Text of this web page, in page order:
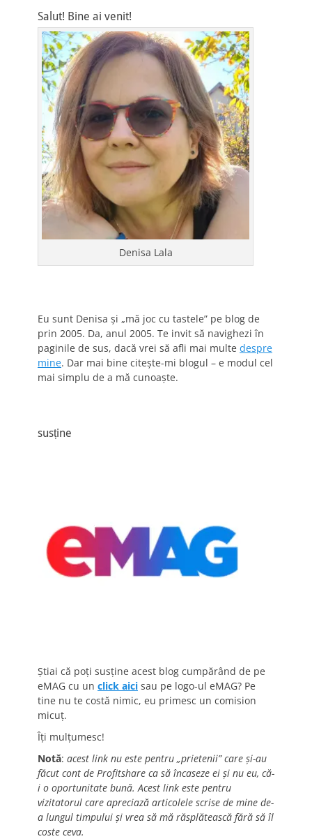
Salut! Bine ai venit!
Denisa Lala
Eu sunt Denisa și „mă joc cu tastele” pe blog de
prin 2005. Da, anul 2005. Te invit să navighezi în
paginile de sus, dacă vrei să afli mai multe despre
mine. Dar mai bine citește-mi blogul – e modul cel
mai simplu de a mă cunoaște.
susține
Știai că poți susține acest blog cumpărând de pe
eMAG cu un click aici sau pe logo-ul eMAG? Pe
tine nu te costă nimic, eu primesc un comision
micuț.
Îți mulțumesc!
Notă: acest link nu este pentru „prietenii” care și-au
făcut cont de Profitshare ca să încaseze ei și nu eu, că-
i o oportunitate bună. Acest link este pentru
vizitatorul care apreciază articolele scrise de mine de-
a lungul timpului și vrea să mă răsplătească fără să îl
coste ceva.